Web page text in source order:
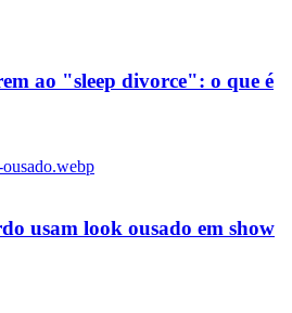
ao "sleep divorce": o que é
usam look ousado em show